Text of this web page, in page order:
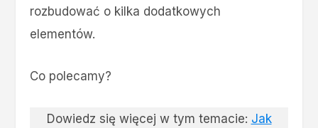
rozbudować o kilka dodatkowych
elementów.
Co polecamy?
Dowiedz się więcej w tym temacie: Jak